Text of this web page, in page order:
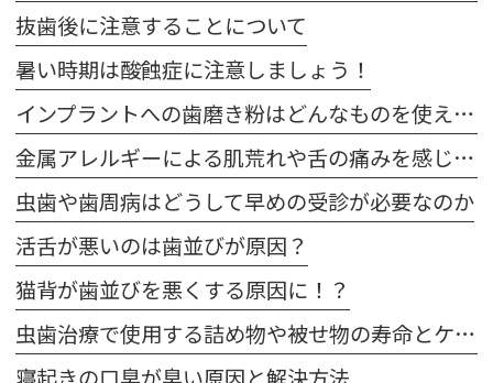
抜歯後に注意することについて
暑い時期は酸蝕症に注意しましょう！
インプラントへの歯磨き粉はどんなものを使えばいいの？
金属アレルギーによる肌荒れや舌の痛みを感じた場合は注意が必要です
虫歯や歯周病はどうして早めの受診が必要なのか
活舌が悪いのは歯並びが原因？
猫背が歯並びを悪くする原因に！？
虫歯治療で使用する詰め物や被せ物の寿命とケア方法